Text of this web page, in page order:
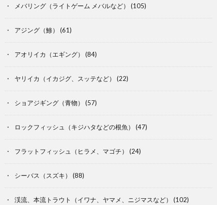
メバリング（ライトゲーム メバルなど） (105)
アジング（鯵） (61)
アオリイカ（エギング） (84)
ヤリイカ（イカジグ、スッテなど） (22)
ショアジギング（青物） (57)
ロックフィッシュ（キジハタなどの根魚） (47)
フラットフィッシュ（ヒラメ、マゴチ） (24)
シーバス（スズキ） (88)
渓流、本流トラウト（イワナ、ヤマメ、ニジマスなど） (102)